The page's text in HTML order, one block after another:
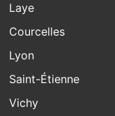
Laye
Courcelles
Lyon
Saint-Étienne
Vichy